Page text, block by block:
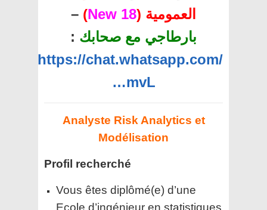
العمومية (18 New
)
–
بارطاجي مع صحابك :
https://chat.whatsapp.com/
…mvL
Analyste Risk Analytics et
Modélisation
Profil recherché
Vous êtes diplômé(e) d’une